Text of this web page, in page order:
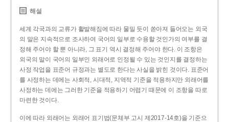
해설
세계 각국과의 교류가 활발해짐에 따라 물밀 듯이 쏟아져 들어오는 외국
의 말은 지속적으로 조사하여 국어의 일부로 수용할 것인가의 여부를 결
정해 주어야 할 뿐 아니라, 그 표기 역시 결정해 주어야 한다. 이 조항은
외국의 말이 국어의 일부인 외래어로 인정될 수 있는 것인지를 결정하는
사정 작업을 표준어 규정과는 별도로 한다는 사실을 밝힌 것이다. 표준어
를 사정하는 데에는 사회적, 시대적, 지역적 기준을 적용하지만 외래어를
사정하는 데에는 그러한 기준을 적용하기 어렵기 때문에 이 조항을 따로
마련한 것이다.
이에 따라 외래어는 외래어 표기법(문체부 고시 제2017-14호)을 기준으